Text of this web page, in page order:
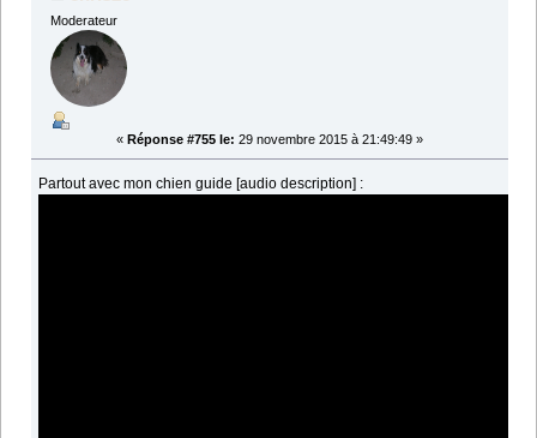
Moderateur
« Réponse #755 le: 29 novembre 2015 à 21:49:49 »
Partout avec mon chien guide [audio description] :